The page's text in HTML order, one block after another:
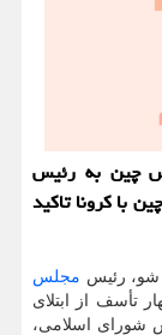
چین به رئیس
با كرونا تاكید
شو، رئیس مجلس
تأسف از ابتلای
شورای اسلامی،